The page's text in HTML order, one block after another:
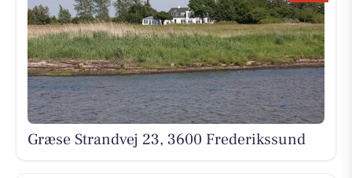
Græse Strandvej 23, 3600 Frederikssund